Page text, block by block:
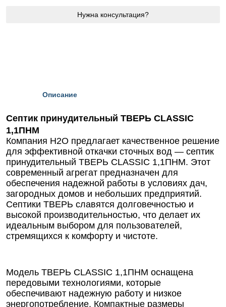
Нужна консультация?
Описание
Септик принудительный ТВЕРЬ CLASSIC
1,1ПНМ
Компания Н2О предлагает качественное решение
для эффективной откачки сточных вод — септик
принудительный ТВЕРЬ CLASSIC 1,1ПНМ. Этот
современный агрегат предназначен для
обеспечения надежной работы в условиях дач,
загородных домов и небольших предприятий.
Септики ТВЕРЬ славятся долговечностью и
высокой производительностью, что делает их
идеальным выбором для пользователей,
стремящихся к комфорту и чистоте.
Модель ТВЕРЬ CLASSIC 1,1ПНМ оснащена
передовыми технологиями, которые
обеспечивают надежную работу и низкое
энергопотребление. Компактные размеры